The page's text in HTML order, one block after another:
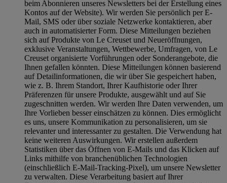
beim Abonnieren unseres Newsletters bei der Erstellung eines
Kontos auf der Website). Wir werden Sie persönlich per E-
Mail, SMS oder über soziale Netzwerke kontaktieren, aber
auch in automatisierter Form. Diese Mitteilungen beziehen
sich auf Produkte von Le Creuset und Neueröffnungen,
exklusive Veranstaltungen, Wettbewerbe, Umfragen, von Le
Creuset organisierte Vorführungen oder Sonderangebote, die
Ihnen gefallen könnten. Diese Mitteilungen können basierend
auf Detailinformationen, die wir über Sie gespeichert haben,
wie z. B. Ihrem Standort, Ihrer Kaufhistorie oder Ihrer
Präferenzen für unsere Produkte, ausgewählt und auf Sie
zugeschnitten werden. Wir werden Ihre Daten verwenden, um
Ihre Vorlieben besser einschätzen zu können. Dies ermöglicht
es uns, unsere Kommunikation zu personalisieren, um sie
relevanter und interessanter zu gestalten. Die Verwendung hat
keine weiteren Auswirkungen. Wir erstellen außerdem
Statistiken über das Öffnen von E-Mails und das Klicken auf
Links mithilfe von branchenüblichen Technologien
(einschließlich E-Mail-Tracking-Pixel), um unsere Newsletter
zu verwalten. Diese Verarbeitung basiert auf Ihrer